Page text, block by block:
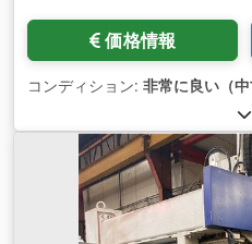
価格情報
コンディション: 非常に良い（中